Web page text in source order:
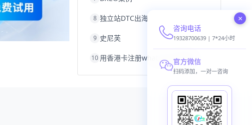
8 独立站DTC出海
9 史尼芙
10 用香港卡注册whatsapp,香港卡不能注册whatsapp
×
咨询电话
19328700639 | 7*24小时
官方微信
扫码添加，一对一咨询